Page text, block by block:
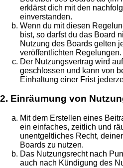
erklärst dich mit den
einverstanden.
Wenn du mit diesen
bist, so darfst du das Board
Nutzung des Boards gelten
veröffentlichten Regelungen.
Der Nutzungsvertrag wird
geschlossen und kann von
Einhaltung einer Frist
2. Einräumung von
Mit dem Erstellen eines
ein einfaches, zeitlich und
unentgeltliches Recht,
Boards zu nutzen.
Das Nutzungsrecht nach
auch nach Kündigung des